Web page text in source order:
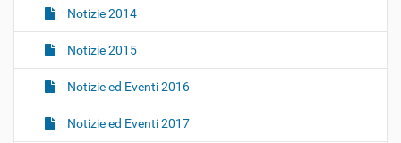
Notizie 2014
Notizie 2015
Notizie ed Eventi 2016
Notizie ed Eventi 2017